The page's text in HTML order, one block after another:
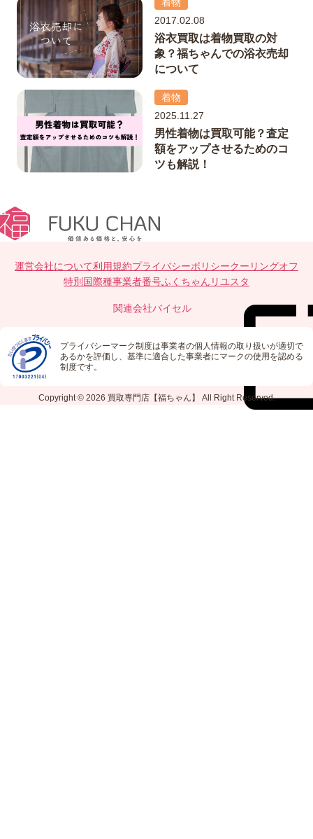
着物
2017.02.08
浴衣買取は着物買取の対
象？福ちゃんでの浴衣売却
について
着物
2025.11.27
男性着物は買取可能？査定
額をアップさせるためのコ
ツも解説！
運営会社について利用規約プライバシーポリシークーリングオフ
特別国際種事業者番号ふくちゃんリユスタ
関連会社バイセル
プライバシーマーク制度は事業者の個人情報の取り扱いが適切で
あるかを評価し、基準に適合した事業者にマークの使用を認める
制度です。
Copyright © 2026 買取専門店【福ちゃん】 All Right Reserved.